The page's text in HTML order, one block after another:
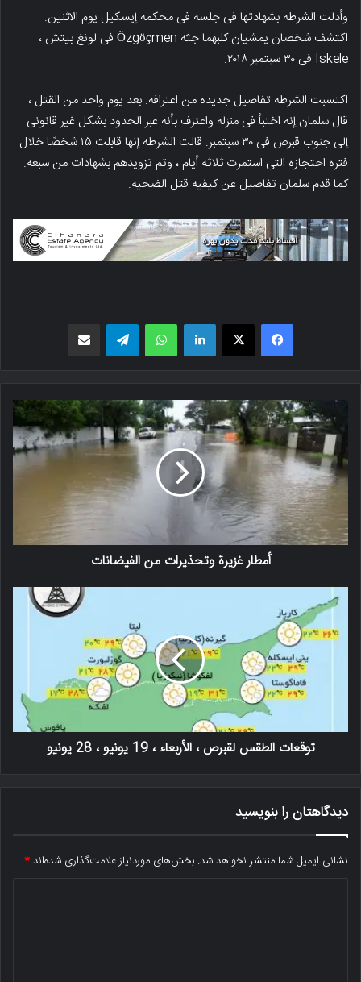
وأدلت الشرطه بشهادتها فی جلسه فی محکمه إیسکیل یوم الاثنین.
اکتشف شخصان یمشیان کلبهما جثه Özgöçmen فی لونغ بیتش ،
Iskele فی ۳۰ سبتمبر ۲۰۱۸.
اکتسبت الشرطه تفاصیل جدیده من اعترافه. بعد یوم واحد من القتل ،
قال سلمان إنه اختبأ فی منزله واعترف بأنه عبر الحدود بشکل غیر قانونی
إلى جنوب قبرص فی ۳۰ سبتمبر. قالت الشرطه إنها قابلت ۱۵ شخصًا خلال
فتره احتجازه التی استمرت ثلاثه أیام ، وتم تزویدهم بشهادات من سبعه.
کما قدم سلمان تفاصیل عن کیفیه قتل الضحیه.
فیسبوک X لینکدین واتس اپ
أمطار غزيرة وتحذيرات من الفيضانات
توقعات الطقس لقبرص ، الأربعاء ، 19 يونيو ، 28 يونيو
دیدگاهتان را بنویسید
نشانی ایمیل شما منتشر نخواهد شد. بخش‌های موردنیاز علامت‌گذاری شده‌اند*